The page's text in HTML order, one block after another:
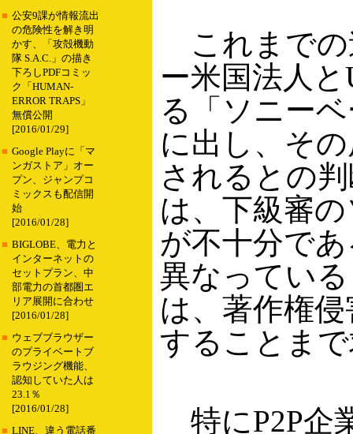
■ 公安9課が情報流出
の危険性を解き明
かす、「攻殻機動
隊 S.A.C.」の描き
下ろしPDFコミッ
ク「HUMAN-
ERROR TRAPS」
無償公開
[2016/01/29]
■ Google Playに「マ
ンガストア」オー
プン、ジャンプコ
ミックスも配信開
始
[2016/01/28]
■ BIGLOBE、電力と
インターネットの
セットプラン、中
部電力の首都圏エ
リア展開に合わせ
[2016/01/28]
■ ウェブブラウザー
のプライベートブ
ラウジング機能、
認知していた人は
23.1％
[2016/01/28]
■ LINE、違う電話番
これまでの
ー米国法人
る「ソニー
に出し、そ
されるとの
は、下級審
が不十分で
異なってい
は、著作権
することま
特にP2P企